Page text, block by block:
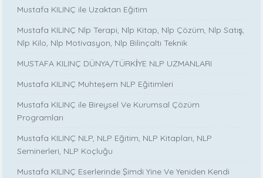
Mustafa KILINÇ ile Uzaktan Eğitim
Mustafa KILINÇ Nlp Terapi, Nlp Kitap, Nlp Çözüm, Nlp Satış,
Nlp Kilo, Nlp Motivasyon, Nlp Bilinçaltı Teknik
MUSTAFA KILINÇ DÜNYA/TÜRKİYE NLP UZMANLARI
Mustafa KILINÇ Muhteşem NLP Eğitimleri
Mustafa KILINÇ ile Bireysel Ve Kurumsal Çözüm
Programları
Mustafa KILINÇ NLP, NLP Eğitim, NLP Kitapları, NLP
Seminerleri, NLP Koçluğu
Mustafa KILINÇ Eserlerinde Şimdi Yine Ve Yeniden Kendi